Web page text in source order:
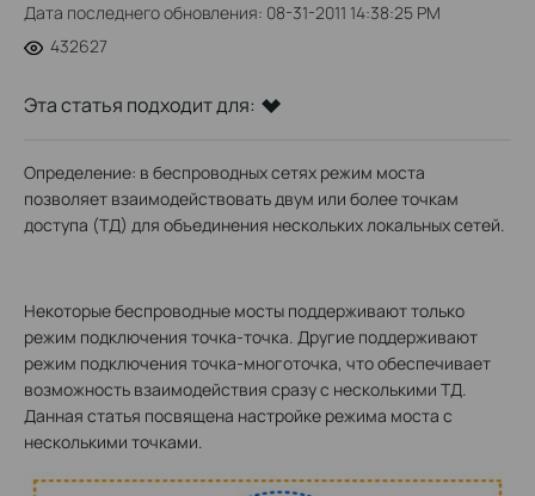
Дата последнего обновления: 08-31-2011 14:38:25 PM
432627
Эта статья подходит для:
Определение: в беспроводных сетях режим моста
позволяет взаимодействовать двум или более точкам
доступа (ТД) для объединения нескольких локальных сетей.
Некоторые беспроводные мосты поддерживают только
режим подключения точка-точка. Другие поддерживают
режим подключения точка-многоточка, что обеспечивает
возможность взаимодействия сразу с несколькими ТД.
Данная статья посвящена настройке режима моста с
несколькими точками.